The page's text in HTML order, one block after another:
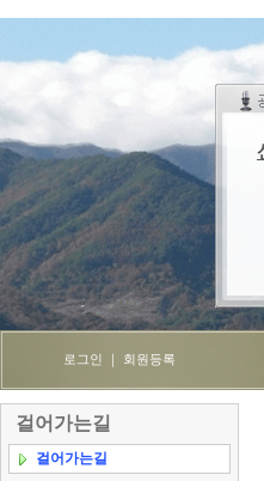
로그인 회원등록
걸어가는길
걸어가는길